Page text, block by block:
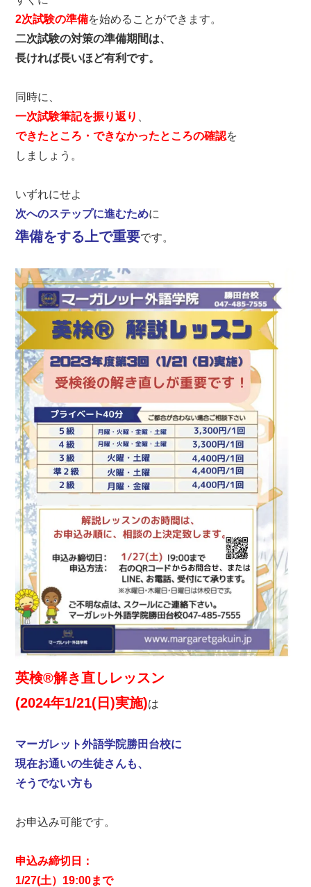
2次試験の準備
二次試験の対策の準備期間は、
長ければ長いほど有利です。
一次試験筆記を振り返り
できたところ・できなかったところの確認を
しましょう。
次へのステップに進むため
準備をする上で重要です。
英検®︎解き直しレッスン
(2024年1/21(日)実施)は
マーガレット外語学院勝田台校に
現在お通いの生徒さんも、
そうでない方も
お申込み可能です。
申込み締切日：
1/27(土）19:00まで